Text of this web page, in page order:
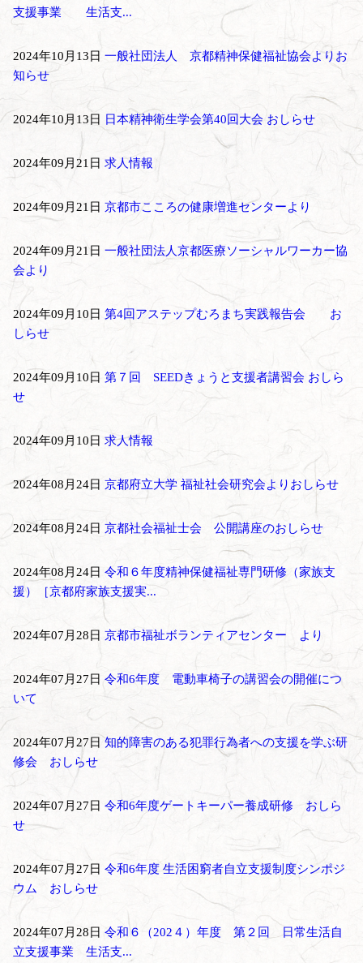
支援事業 生活支...
2024年10月13日 一般社団法人 京都精神保健福祉協会よりお
知らせ
2024年10月13日 日本精神衛生学会第40回大会 おしらせ
2024年09月21日 求人情報
2024年09月21日 京都市こころの健康増進センターより
2024年09月21日 一般社団法人京都医療ソーシャルワーカー協
会より
2024年09月10日 第4回アステップむろまち実践報告会 お
しらせ
2024年09月10日 第７回 SEEDきょうと支援者講習会 おしら
せ
2024年09月10日 求人情報
2024年08月24日 京都府立大学 福祉社会研究会よりおしらせ
2024年08月24日 京都社会福祉士会 公開講座のおしらせ
2024年08月24日 令和６年度精神保健福祉専門研修（家族支
援）［京都府家族支援実...
2024年07月28日 京都市福祉ボランティアセンター より
2024年07月27日 令和6年度 電動車椅子の講習会の開催につ
いて
2024年07月27日知的障害のある犯罪行為者への支援を学ぶ研
修会 おしらせ
2024年07月27日 令和6年度ゲートキーパー養成研修 おしら
せ
2024年07月27日 令和6年度 生活困窮者自立支援制度シンポジ
ウム おしらせ
2024年07月28日 令和６（202４）年度 第２回 日常生活自
立支援事業 生活支...